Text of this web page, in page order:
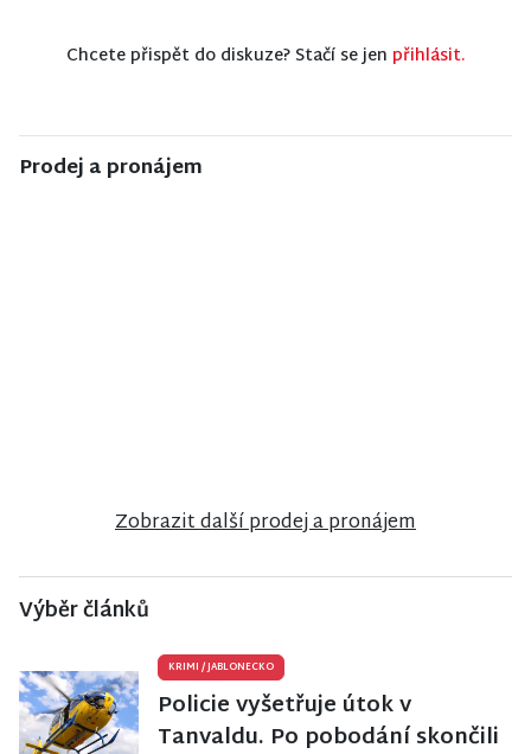
Chcete přispět do diskuze? Stačí se jen přihlásit.
Prodej a pronájem
Zobrazit další prodej a pronájem
Výběr článků
KRIMI /JABLONECKO
Policie vyšetřuje útok v
Tanvaldu. Po pobodání skončili